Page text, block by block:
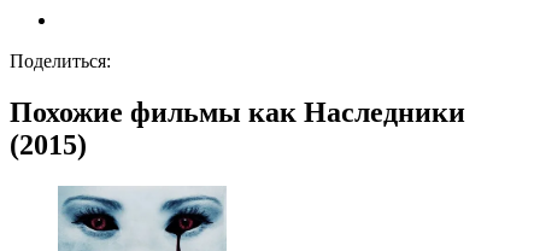
Поделиться:
Похожие фильмы как Наследники
(2015)